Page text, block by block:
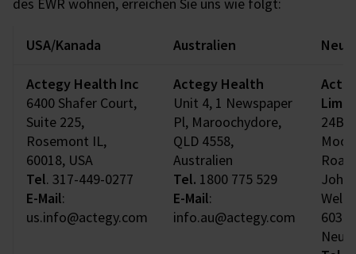
USA/Kanada Australien
Actegy Health Inc
6400 Shafer Court,
Suite 225,
Rosemont IL,
60018, USA
Tel. 317-449-0277
E-Mail:
us.info@actegy.com
Actegy Health
Unit 4, 1 Newspaper
Pl, Maroochydore,
QLD 4558,
Australien
Tel. 1800 775 529
E-Mail:
info.au@actegy.com
24B
Road,
6037,